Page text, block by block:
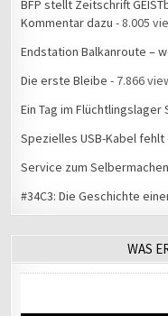
BFP stellt Zeitschrift
Kommentar dazu - 8.005
Endstation Balkanroute –
Die erste Bleibe - 7.866
Ein Tag im Flüchtlingslager
Spezielles USB-Kabel fehlt
Service zum
#34C3: Die Geschichte
WAS